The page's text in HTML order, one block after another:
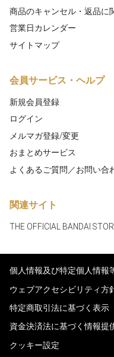
商品のキャンセル・返品に
営業日カレンダー
サイトマップ
会員サービス・ヘルプ
新規会員登録
ログイン
メルマガ登録/変更
おまとめサービス
よくあるご質問／お問い合
関連サイト
THE OFFICIAL BANDAI
個人情報及び特定個人情報
ウェブアクセシビリティ方
特定商取引法に基づく表示
資金決済法に基づく情報提
クッキー設定